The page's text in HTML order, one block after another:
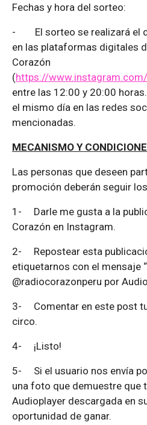
Fechas y hora del
- El sorteo se realizará el
en las plataformas digitales
Corazón
(https://
entre las 12:00 y 20:00
el mismo día en las redes
mencionadas.
MECANISMO Y
Las personas que deseen
promoción deberán seguir
1- Darle me gusta a la
Corazón en Instagram.
2- Repostear esta
etiquetarnos con el mensaje
@radiocorazonperu por
3- Comentar en este post
circo.
4- ¡Listo!
5- Si el usuario nos envía
una foto que demuestre que
Audioplayer descargada en
oportunidad de ganar.